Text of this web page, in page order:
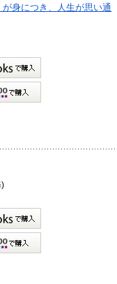
身につき、人生が思い通
)